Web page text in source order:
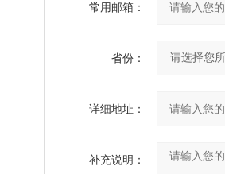
常用邮箱：
省份：
详细地址：
补充说明：